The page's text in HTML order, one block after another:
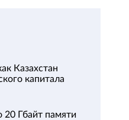
Казахстан
капитала
20 Гбайт памяти